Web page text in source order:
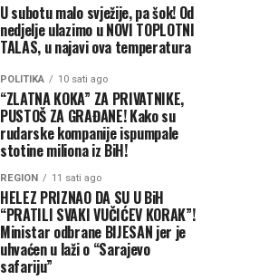
U subotu malo svježije, pa šok! Od
nedjelje ulazimo u NOVI TOPLOTNI
TALAS, u najavi ova temperatura
POLITIKA 10 sati ago
“ZLATNA KOKA” ZA PRIVATNIKE,
PUSTOŠ ZA GRAĐANE! Kako su
rudarske kompanije ispumpale
stotine miliona iz BiH!
REGION 11 sati ago
HELEZ PRIZNAO DA SU U BiH
“PRATILI SVAKI VUČIĆEV KORAK”!
Ministar odbrane BIJESAN jer je
uhvaćen u laži o “Sarajevo
safariju”